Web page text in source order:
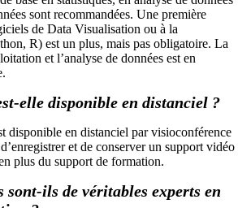
sont recommandées. Une première
de Data Visualisation ou à la
R) est un plus, mais pas obligatoire. La
et l’analyse de données est en
elle disponible en distanciel ?
disponible en distanciel par visioconférence
et de conserver un support vidéo
plus du support de formation.
sont-ils de véritables experts en